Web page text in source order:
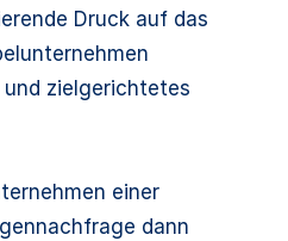
Druck auf das
zielgerichtetes
einer
dann